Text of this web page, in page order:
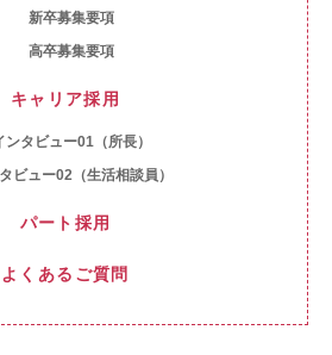
新卒募集要項
高卒募集要項
キャリア採用
ンタビュー01（所長）
ビュー02（生活相談員）
パート採用
よくあるご質問